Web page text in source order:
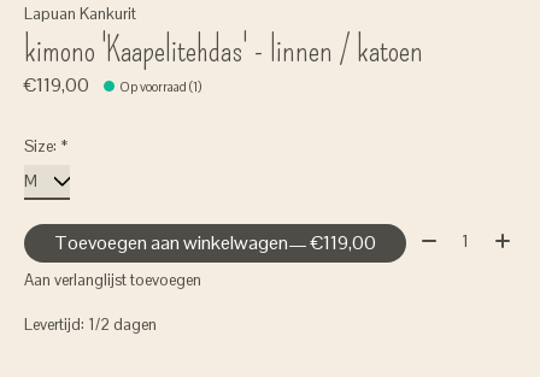
Lapuan Kankurit
kimono 'Kaapelitehdas' - linnen / katoen
€119,00 Op voorraad (1)
Size: *
Toevoegen aan winkelwagen — €119,00 Aantal:
Aan verlanglijst toevoegen
Levertijd: 1/2 dagen